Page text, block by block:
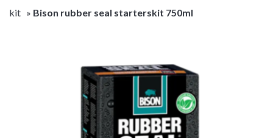
kit » Bison rubber seal starterskit 750ml